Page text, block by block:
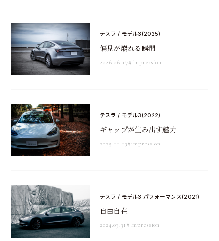
テスラ / モデル3(2025)
偏見が崩れる瞬間
2026.06.17#impression
テスラ / モデル3(2022)
ギャップが生み出す魅力
2025.11.13#impression
テスラ / モデル3 パフォーマンス(2021)
自由自在
2024.03.31 #impression